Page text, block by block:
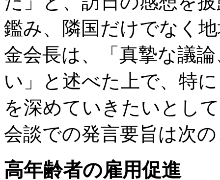
鑑み、隣国だけでなく
金会長は、「真摯な議
い」と述べた上で、特
を深めていきたいとし
会談での発言要旨は次
高年齢者の雇用促進